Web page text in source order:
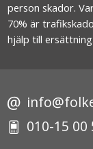
person skador.
70% är
hjälp till ersättning.
010-15 00